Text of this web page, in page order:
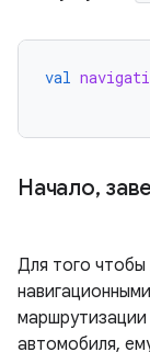
val
Начало,
Для того чтобы
автомобиля,